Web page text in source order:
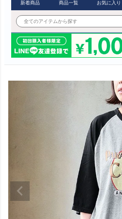
新着商品 商品一覧 お気に入り